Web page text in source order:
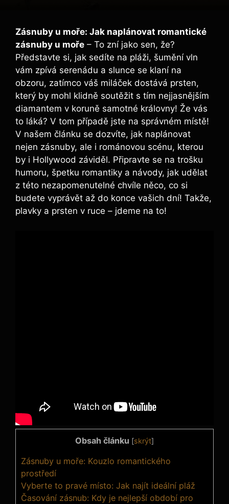
Zásnuby u moře: Jak naplánovat romantické
zásnuby u moře – To zní jako sen, že?
Představte si, jak sedíte na pláži, šumění vln
vám zpívá serenádu a slunce se klaní na
obzoru, zatímco váš miláček dostává prsten,
který by mohl klidně soutěžit s tím nejjasnějším
diamantem v koruně samotné královny! Že vás
to láká? V tom případě jste na správném místě!
V našem článku se dozvíte, jak naplánovat
nejen zásnuby, ale i románovou scénu, kterou
by i Hollywood záviděl. Připravte se na trošku
humoru, špetku romantiky a návody, jak udělat
z této nezapomenutelné chvíle něco, co si
budete vyprávět až do konce vašich dní! Takže,
plavky a prsten v ruce – jdeme na to!
Obsah článku [skrýt]
Zásnuby u moře: Kouzlo romantického
prostředí
Vyberte to pravé místo: Jak najít ideální pláž
Časování zásnub: Kdy je nejlepší období pro